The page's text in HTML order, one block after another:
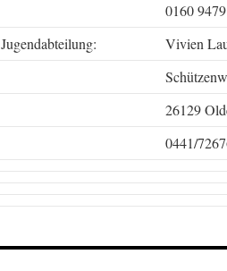
0160
Jugendabteilung:
Vivien
26129
0441/